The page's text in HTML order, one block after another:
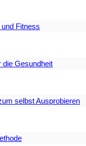
Fitness
die Gesundheit
selbst Ausprobieren